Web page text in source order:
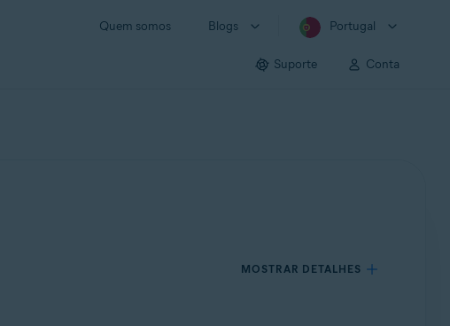
Quem somos Blogs Portugal
Suporte Conta
MOSTRAR DETALHES